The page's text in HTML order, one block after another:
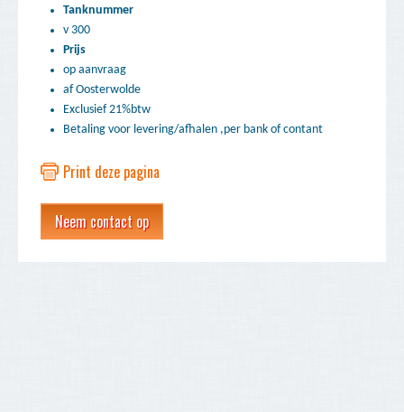
Tanknummer
v 300
Prijs
op aanvraag
af Oosterwolde
Exclusief 21%btw
Betaling voor levering/afhalen ,per bank of contant
Print deze pagina
Neem contact op